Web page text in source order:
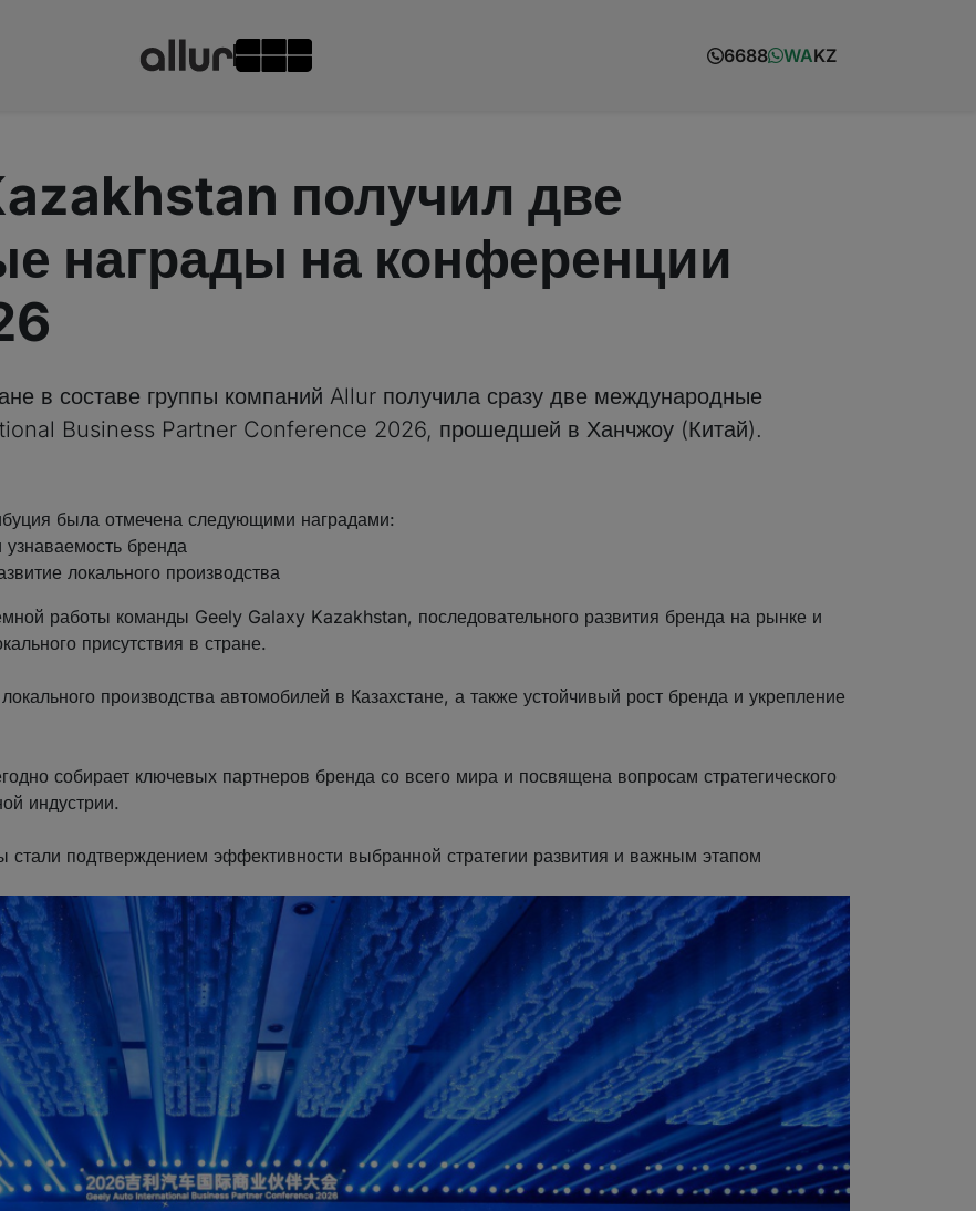
6688 WAKZ
получил две
награды на конференции
в составе группы компаний Allur получила сразу две международные
Business Partner Conference 2026, прошедшей в Ханчжоу (Китай).
была отмечена следующими наградами:
бренда
локального производства
работы команды Geely Galaxy Kazakhstan, последовательного развития бренда на рынке и
присутствия в стране.
производства автомобилей в Казахстане, а также устойчивый рост бренда и укрепление
собирает ключевых партнеров бренда со всего мира и посвящена вопросам стратегического
индустрии.
подтверждением эффективности выбранной стратегии развития и важным этапом